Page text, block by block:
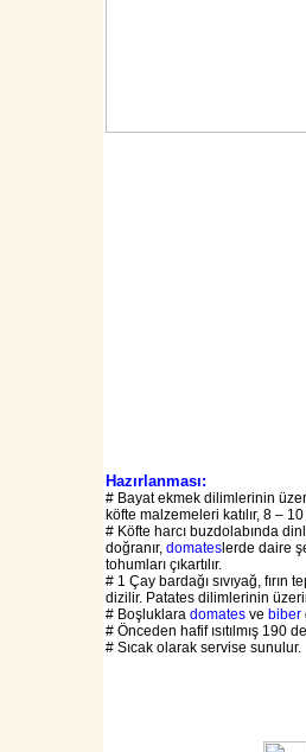
Hazırlanması:
# Bayat ekmek dilimlerinin
köfte malzemeleri katılır, 8 –
# Köfte harcı buzdolabında
doğranır, domates lerde daire
tohumları çıkartılır.
# 1 Çay bardağı sıvıyağ, fırın
dizilir. Patates dilimlerinin
# Boşluklara domates ve biber
# Önceden hafif ısıtılmış 190
# Sıcak olarak servise sunulur.